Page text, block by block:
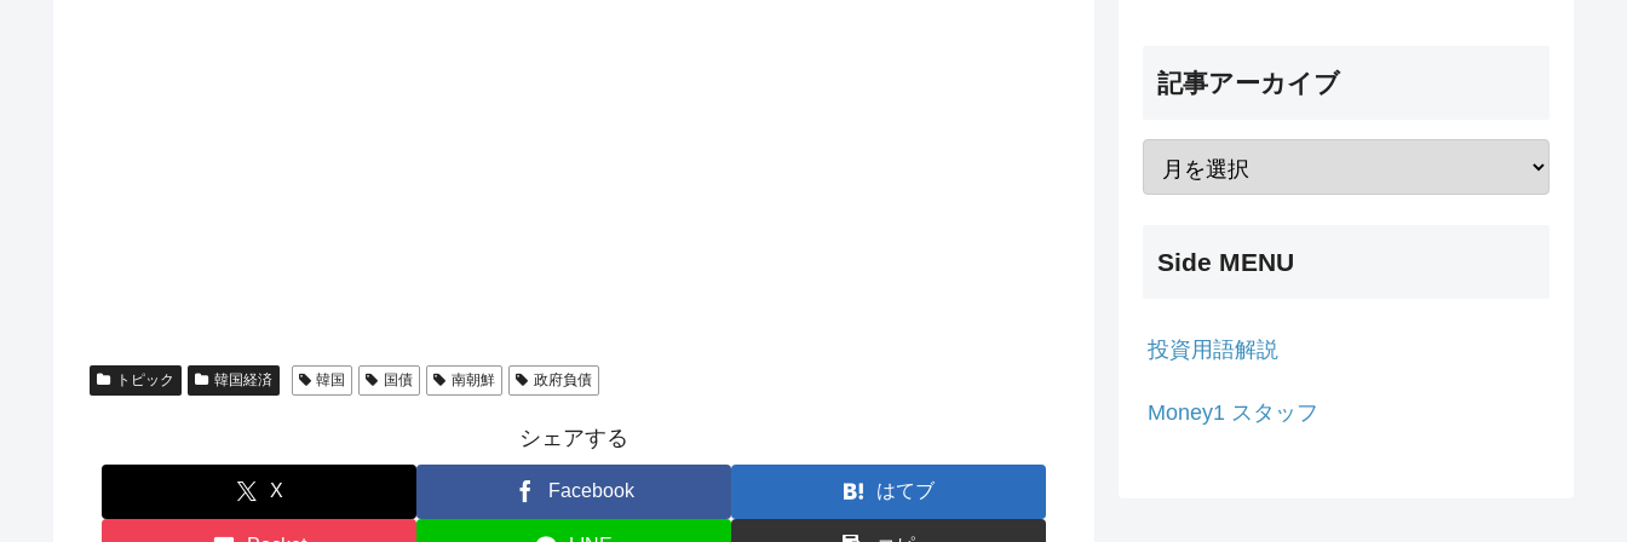
トピック 韓国経済 韓国 国債 南朝鮮 政府負債
シェアする
X Facebook はてブ
記事アーカイブ
Side MENU
投資用語解説
Money1 スタッフ